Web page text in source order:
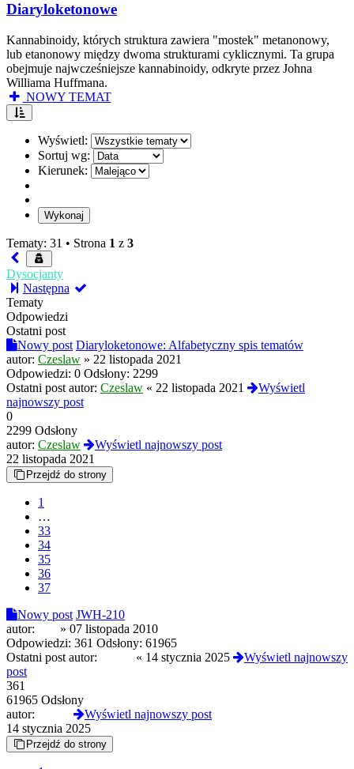
Diaryloketonowe
Kannabinoidy, których struktura zawiera "mostek" metanonowy,
lub etanonowy między dwoma strukturami cyklicznymi. Ta grupa
obejmuje najwcześniejsze kannabinoidy, odkryte przez Johna
Williama Huffmana.
NOWY TEMAT
Wyświetl:
Sortuj wg:
Kierunek:
Tematy: 31 • Strona 1 z 3
Dysocjanty
Następna
Tematy
Odpowiedzi
Ostatni post
Nowy post Diaryloketonowe: Alfabetyczny spis tematów
autor: Czeslaw » 22 listopada 2021
Odpowiedzi: 0 Odsłony: 2299
Ostatni post autor: Czeslaw « 22 listopada 2021
Wyświetl
najnowszy post
0
2299 Odsłony
autor: Czeslaw
Wyświetl najnowszy post
22 listopada 2021
Przejdź do strony
1
…
33
34
35
36
37
Nowy post JWH-210
autor:
» 07 listopada 2010
Odpowiedzi: 361 Odsłony: 61965
Ostatni post autor:
« 14 stycznia 2025
Wyświetl najnowszy
post
361
61965 Odsłony
autor:
Wyświetl najnowszy post
14 stycznia 2025
Przejdź do strony